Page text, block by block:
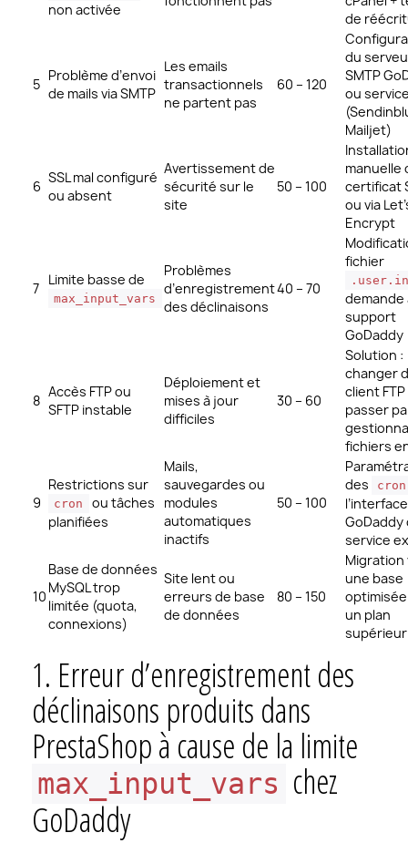
non activée
de
5
Problème d’envoi
de mails via SMTP
Les emails
transactionnels
ne partent pas
60 – 120
du
SMTP
ou
Mailjet)
6
SSL mal configuré
ou absent
Avertissement de
sécurité sur le
site
50 – 100
manuelle
certificat
ou via
Encrypt
7
Limite basse de
max_input_vars
Problèmes
d’enregistrement
des déclinaisons
40 – 70
fichier
demande
support
GoDaddy
8
Accès FTP ou
SFTP instable
Déploiement et
mises à jour
difficiles
30 – 60
Solution :
changer
client
passer
fichiers
9
Restrictions sur
cron
ou tâches
planifiées
Mails,
sauvegardes ou
modules
automatiques
inactifs
50 – 100
des
cron
l’interface
GoDaddy
service
10
Base de données
MySQL trop
limitée (quota,
connexions)
Site lent ou
erreurs de base
de données
80 – 150
Migration
une base
un plan
supérieur
1. Erreur d’enregistrement des
déclinaisons produits dans
PrestaShop à cause de la limite
max_input_vars chez
GoDaddy